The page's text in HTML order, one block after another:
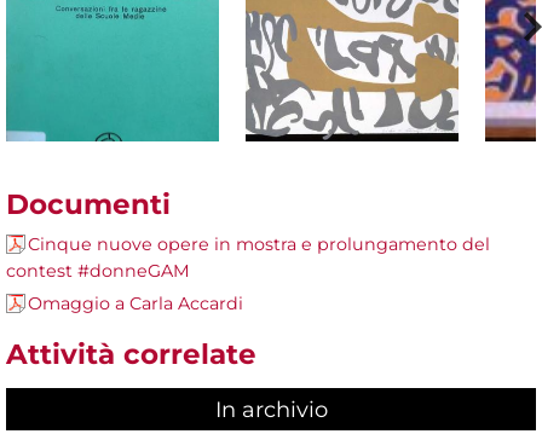
Documenti
Cinque nuove opere in mostra e prolungamento del
contest #donneGAM
Omaggio a Carla Accardi
Attività correlate
In archivio